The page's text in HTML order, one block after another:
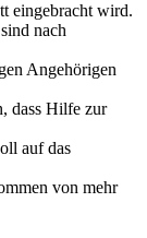
eingebracht wird.
nach
Angehörigen
dass Hilfe zur
auf das
von mehr